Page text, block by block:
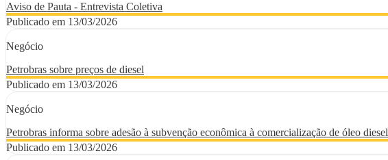
Aviso de Pauta - Entrevista Coletiva
Publicado em 13/03/2026
Negócio
Petrobras sobre preços de diesel
Publicado em 13/03/2026
Negócio
Petrobras informa sobre adesão à subvenção econômica à comercialização de óleo diesel
Publicado em 13/03/2026